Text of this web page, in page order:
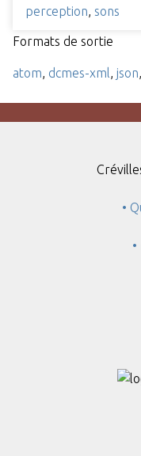
perception sons
Formats de sortie
atom dcmes-xml json
•